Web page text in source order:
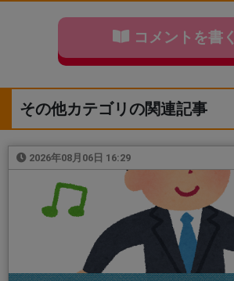
コメントを書く
その他カテゴリの関連記事
2026年08月06日 16:29